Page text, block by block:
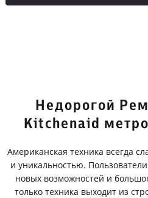
Недорогой
Kitchenaid
Американская техника всегда
и уникальностью.
новых возможностей и
только техника выходит из